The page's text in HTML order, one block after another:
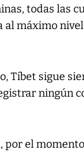
todas las
al máximo
Tíbet sigue
ningún
por el